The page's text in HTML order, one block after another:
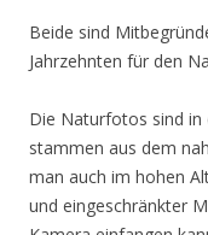
Beide sind
Jahrzehnten für den
Die Naturfotos sind in
stammen aus dem
man auch im hohen
und eingeschränkter